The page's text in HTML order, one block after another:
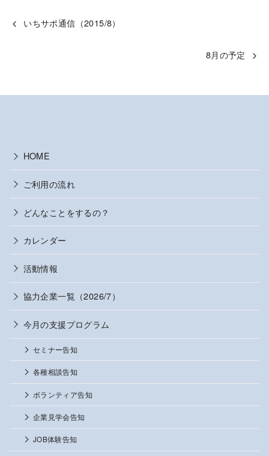
いちサポ通信（2015/8）
8月の予定
HOME
ご利用の流れ
どんなことをするの？
カレンダー
活動情報
協力企業一覧（2026/7）
今月の支援プログラム
セミナー告知
各種相談告知
ボランティア告知
企業見学会告知
JOB体験告知